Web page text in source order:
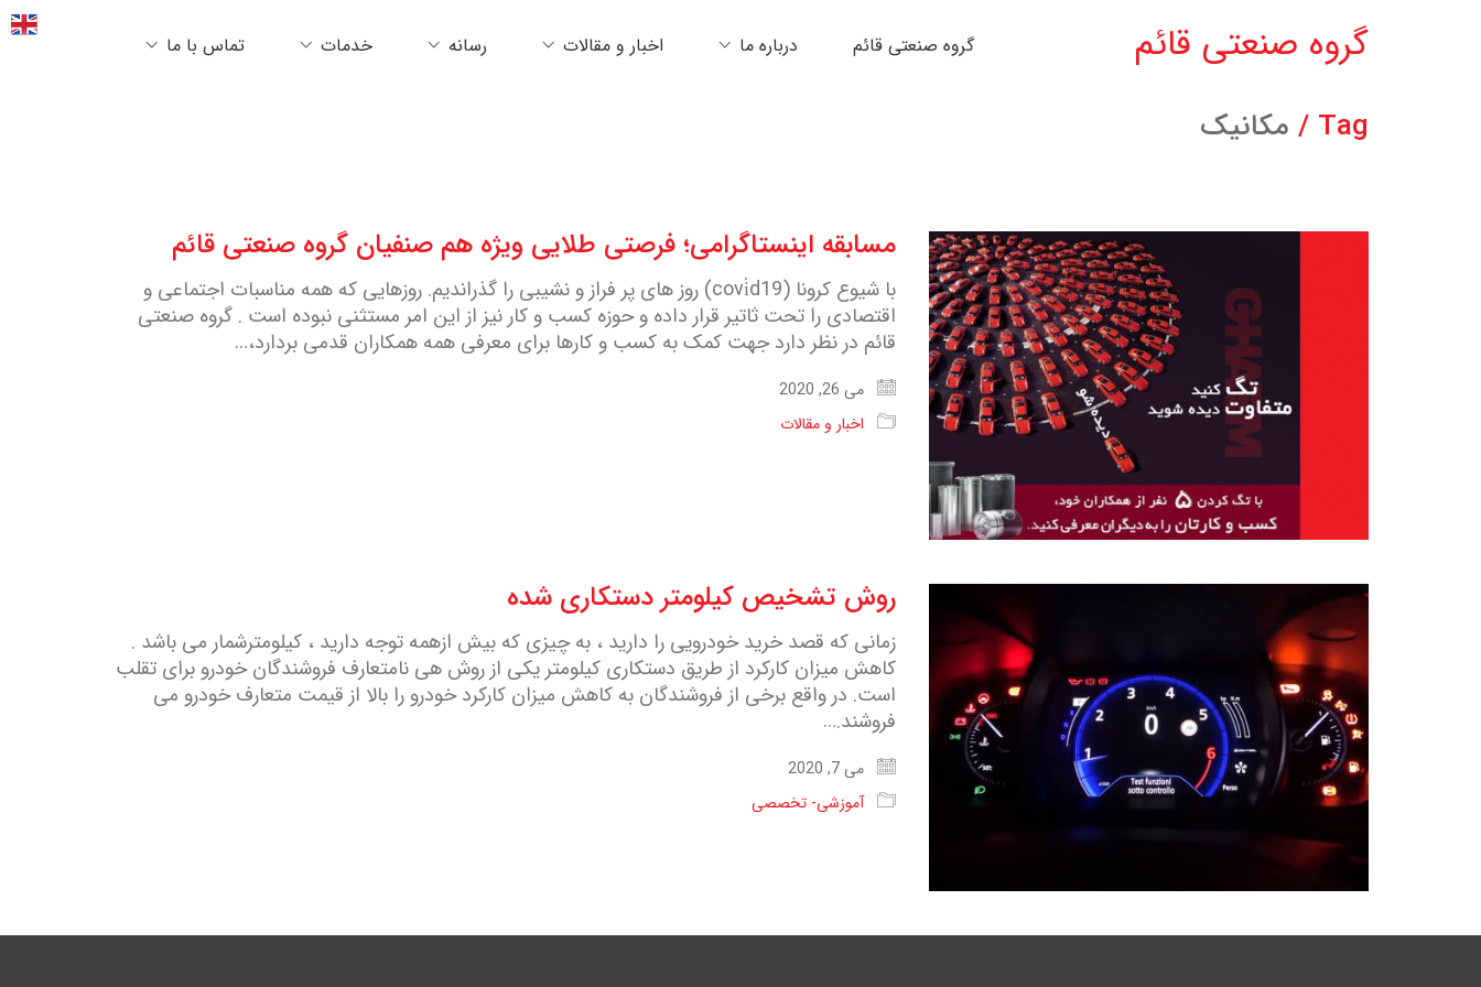
گروه صنعتی قائم گروه صنعتی قائم درباره ما اخبار و مقالات رسانه خدمات تماس با ما
Tag / مکانیک
مسابقه اینستاگرامی؛ فرصتی طلایی ویژه هم صنفیان گروه صنعتی قائم
با شیوع کرونا (covi̇d19) روز های پر فراز و نشیبی را گذراندیم. روزهایی که همه مناسبات اجتماعی و
اقتصادی را تحت ثاتیر قرار داده و حوزه کسب و کار نیز از این امر مستثنی نبوده است . گروه صنعتی
قائم در نظر دارد جهت کمک به کسب و کارها برای معرفی همه همکاران قدمی بردارد،…
می 26, 2020
اخبار و مقالات
روش تشخیص کیلومتر دستکاری شده
زمانی که قصد خرید خودرویی را دارید ، به چیزی که بیش ازهمه توجه دارید ، کیلومترشمار می باشد .
کاهش میزان کارکرد از طریق دستکاری کیلومتر یکی از روش هی نامتعارف فروشندگان خودرو برای تقلب
است. در واقع برخی از فروشندگان به کاهش میزان کارکرد خودرو را بالا از قیمت متعارف خودرو می
فروشند.…
می 7, 2020
آموزشی- تخصصی